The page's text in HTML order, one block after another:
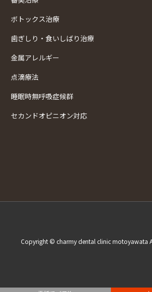
ボトックス治療
歯ぎしり・食いしばり治療
金属アレルギー
点滴療法
睡眠時無呼吸症候群
セカンドオピニオン対応
Copyright © charmy dental clinic motoyawata